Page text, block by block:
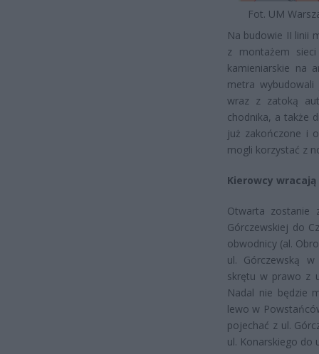
Fot. UM
Na budowie II linii
z montażem
kamieniarskie na
metra wybudowali
wraz z zatoką
chodnika, a także
już zakończone i
mogli korzystać z
Kierowcy
Otwarta zostanie
Górczewskiej do
obwodnicy (al.
ul. Górczewską
skrętu w prawo z
Nadal nie będzie
lewo w
pojechać z ul.
ul. Konarskiego do